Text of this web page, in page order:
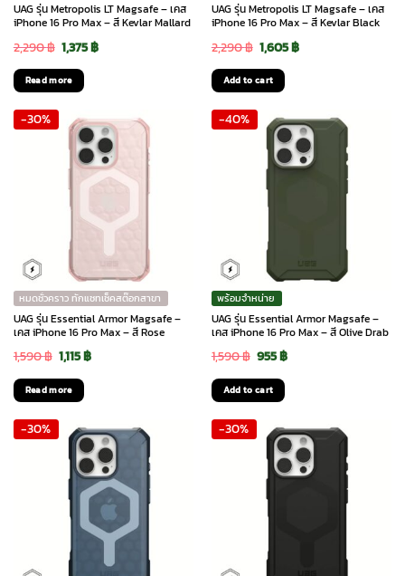
UAG รุ่น Metropolis LT Magsafe – เคส
iPhone 16 Pro Max – สี Kevlar Mallard
2,290฿ Original
price
was:
2,290 ฿.
1,375฿Current
1,375 ฿.
Read more
UAG รุ่น Metropolis LT Magsafe – เคส
iPhone 16 Pro Max – สี Kevlar Black
2,290฿ Original
price
was:
2,290 ฿.
1,605฿Current
1,605 ฿.
Add to cart
-30%
หมดชั่วคราว ทักแชทเช็คสต๊อกสาขา
UAG รุ่น Essential Armor Magsafe –
เคส iPhone 16 Pro Max – สี Rose
1,590฿ Original
price
was:
1,590 ฿.
1,115฿Current
1,115 ฿.
Read more
-40%
พร้อมจำหน่าย
UAG รุ่น Essential Armor Magsafe –
เคส iPhone 16 Pro Max – สี Olive Drab
1,590฿ Original
price
was:
1,590 ฿.
955฿Current
955 ฿.
Add to cart
-30% -30%